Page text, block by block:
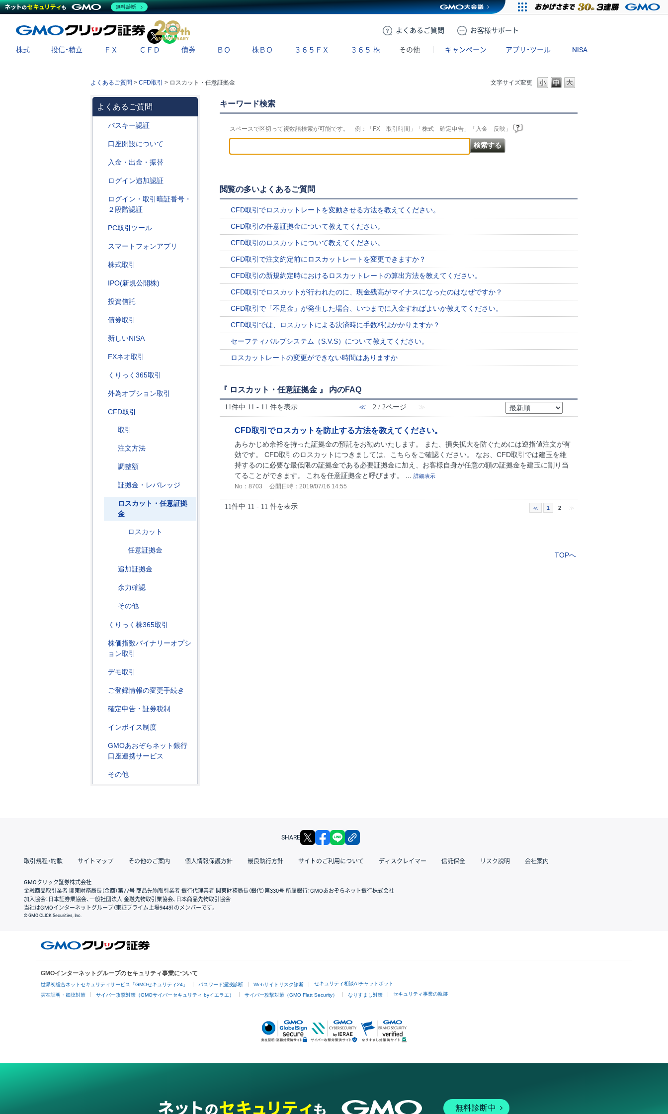
よくある ご質問 お客様サポート
X
株式 投信・積立 ＦＸ ＣＦＤ 債券 ＢＯ 株ＢＯ ３６５ＦＸ ３６５ 株 その他 キャンペーン アプリ・ツール NISA
文字サイズ変更
よくあるご質問 > CFD取引 > ロスカット・任意証拠金
よくあるご質問
パスキー認証
口座開設について
入金・出金・振替
ログイン追加認証
ログイン・取引暗証番号・
２段階認証
PC取引ツール
スマートフォンアプリ
株式取引
IPO(新規公開株)
投資信託
債券取引
新しいNISA
FXネオ取引
くりっく365取引
外為オプション取引
CFD取引
取引
注文方法
調整額
証拠金・レバレッジ
ロスカット・任意証拠
金
ロスカット
任意証拠金
追加証拠金
余力確認
その他
くりっく株365取引
株価指数バイナリーオプシ
ョン取引
デモ取引
ご登録情報の変更手続き
確定申告・証券税制
インボイス制度
GMOあおぞらネット銀行
口座連携サービス
その他
キーワード検索
スペースで区切って複数語検索が可能です。 例：「FX 取引時間」「株式 確定申告」「入金 反映」
閲覧の多いよくあるご質問
CFD取引でロスカットレートを変動させる方法を教えてください。
CFD取引の任意証拠金について教えてください。
CFD取引のロスカットについて教えてください。
CFD取引で注文約定前にロスカットレートを変更できますか？
CFD取引の新規約定時におけるロスカットレートの算出方法を教えてください。
CFD取引でロスカットが行われたのに、現金残高がマイナスになったのはなぜですか？
CFD取引で「不足金」が発生した場合、いつまでに入金すればよいか教えてください。
CFD取引では、ロスカットによる決済時に手数料はかかりますか？
セーフティバルブシステム（S.V.S）について教えてください。
ロスカットレートの変更ができない時間はありますか
『 ロスカット・任意証拠金 』 内のFAQ
11件中 11 - 11 件を表示 ≪ 2 / 2ページ ≫
CFD取引でロスカットを防止する方法を教えてください。
あらかじめ余裕を持った証拠金の預託をお勧めいたします。 また、損失拡大を防ぐためには逆指値注文が有
効です。 CFD取引のロスカットにつきましては、こちらをご確認ください。 なお、CFD取引では建玉を維
持するのに必要な最低限の証拠金である必要証拠金に加え、お客様自身が任意の額の証拠金を建玉に割り当
てることができます。 これを任意証拠金と呼びます。 ...
詳細表示
No：8703 公開日時：2019/07/16 14:55
11件中 11 - 11 件を表示 ≪ 1 2
TOPへ
SHARE X facebook
取引規程・約款 サイトマップ その他のご案内 個人情報保護方針 最良執行方針 サイトのご利用について ディスクレイマー 信託保全 リスク説明 会社案内
GMOクリック証券株式会社
金融商品取引業者 関東財務局長（金商）第77号 商品先物取引業者 銀行代理業者 関東財務局長（銀代）第330号 所属銀行：GMOあおぞらネット銀行株式会社
加入協会：日本証券業協会、一般社団法人 金融先物取引業協会、日本商品先物取引協会
当社はGMOインターネットグループ（東証プライム上場9449）のメンバーです。
© GMO CLICK Securities, Inc.
GMOインターネットグループのセキュリティ事業について
世界初総合ネットセキュリティサービス「GMOセキュリティ24」 パスワード漏洩診断 Webサイトリスク診断 セキュリティ相談AIチャットボット
実在証明・盗聴対策 サイバー攻撃対策（GMOサイバーセキュリティ byイエラエ） サイバー攻撃対策（GMO Flatt Security） なりすまし対策 セキュリティ事業の軌跡
無料診断中
無料診断